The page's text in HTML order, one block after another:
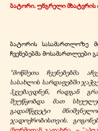
ბატორი. უნგრელი მხატვრის
ბატორის სასამართლოზე
ჩვენებებმა მოსამართლეები
"მოწმეთა ჩვენებებმა
სასახლის სარდაფებში
ჰკვებავდნენ, რადგან
შეუწყობდა მათ
გადამწყვეტი
ჯადოქრობისთვის.